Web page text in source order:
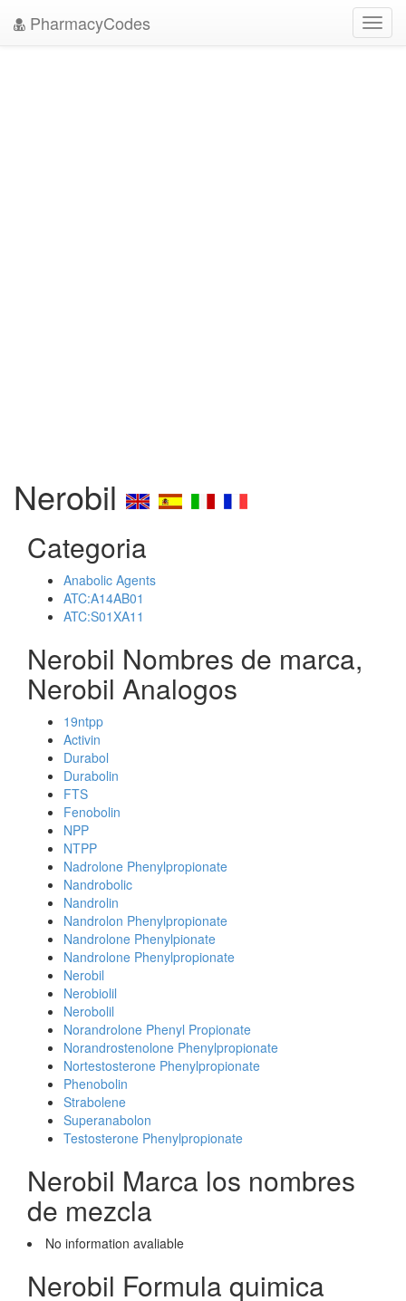
PharmacyCodes
Nerobil
Categoria
Anabolic Agents
ATC:A14AB01
ATC:S01XA11
Nerobil Nombres de marca,
Nerobil Analogos
19ntpp
Activin
Durabol
Durabolin
FTS
Fenobolin
NPP
NTPP
Nadrolone Phenylpropionate
Nandrobolic
Nandrolin
Nandrolon Phenylpropionate
Nandrolone Phenylpionate
Nandrolone Phenylpropionate
Nerobil
Nerobiolil
Nerobolil
Norandrolone Phenyl Propionate
Norandrostenolone Phenylpropionate
Nortestosterone Phenylpropionate
Phenobolin
Strabolene
Superanabolon
Testosterone Phenylpropionate
Nerobil Marca los nombres
de mezcla
No information avaliable
Nerobil Formula quimica